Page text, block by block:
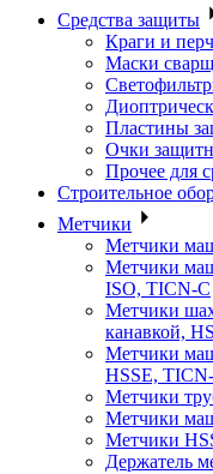
Средства защиты
Краги и
Маски
Пластины
Очки
Прочее для
Строительное
Метчики
Метчики
Метчики
ISO, TICN-C
Метчики
канавкой,
Метчики
HSSE,
Метчики
Метчики
Метчики
Держатель